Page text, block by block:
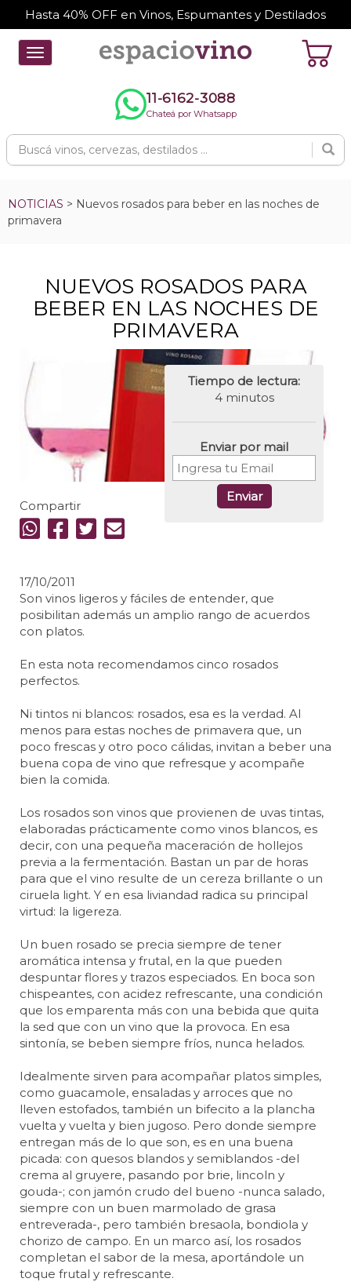
Hasta 40% OFF en Vinos, Espumantes y Destilados
Toggle
navigation
11-6162-3088
Chateá por Whatsapp
NOTICIAS > Nuevos rosados para beber en las noches de
primavera
NUEVOS ROSADOS PARA
BEBER EN LAS NOCHES DE
PRIMAVERA
Tiempo de lectura:
4 minutos
Enviar por mail
Enviar
Compartir
17/10/2011
Son vinos ligeros y fáciles de entender, que
posibilitan además un amplio rango de acuerdos
con platos.
En esta nota recomendamos cinco rosados
perfectos.
Ni tintos ni blancos: rosados, esa es la verdad. Al
menos para estas noches de primavera que, un
poco frescas y otro poco cálidas, invitan a beber una
buena copa de vino que refresque y acompañe
bien la comida.
Los rosados son vinos que provienen de uvas tintas,
elaboradas prácticamente como vinos blancos, es
decir, con una pequeña maceración de hollejos
previa a la fermentación. Bastan un par de horas
para que el vino resulte de un cereza brillante o un
ciruela light. Y en esa liviandad radica su principal
virtud: la ligereza.
Un buen rosado se precia siempre de tener
aromática intensa y frutal, en la que pueden
despuntar flores y trazos especiados. En boca son
chispeantes, con acidez refrescante, una condición
que los emparenta más con una bebida que quita
la sed que con un vino que la provoca. En esa
sintonía, se beben siempre fríos, nunca helados.
Idealmente sirven para acompañar platos simples,
como guacamole, ensaladas y arroces que no
lleven estofados, también un bifecito a la plancha
vuelta y vuelta y bien jugoso. Pero donde siempre
entregan más de lo que son, es en una buena
picada: con quesos blandos y semiblandos -del
crema al gruyere, pasando por brie, lincoln y
gouda-; con jamón crudo del bueno -nunca salado,
siempre con un buen marmolado de grasa
entreverada-, pero también bresaola, bondiola y
chorizo de campo. En un marco así, los rosados
completan el sabor de la mesa, aportándole un
toque frutal y refrescante.